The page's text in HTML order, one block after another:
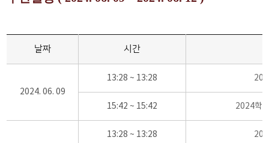
날짜 시간
2024. 06. 09
13:28 ~ 13:28
15:42 ~ 15:42 2024학
13:28 ~ 13:28